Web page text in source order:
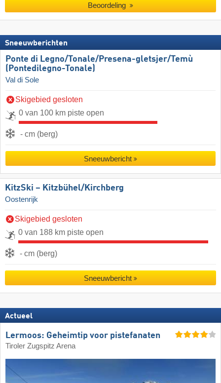
Beoordeling
Sneeuwberichten
Ponte di Legno/​​Tonale/​​Presena-gletsjer/​​Temù
(Pontedilegno-Tonale)
Val di Sole
Skigebied gesloten
0 van 100 km piste open
- cm (berg)
Sneeuwbericht
KitzSki – Kitzbühel/​Kirchberg
Oostenrijk
Skigebied gesloten
0 van 188 km piste open
- cm (berg)
Sneeuwbericht
Actueel
Lermoos: Geheimtip voor pistefanaten
Tiroler Zugspitz Arena